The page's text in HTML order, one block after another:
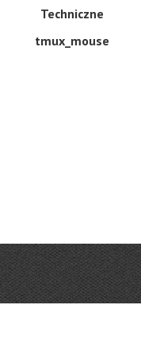
Menu
content
Techniczne
tmux_mouse